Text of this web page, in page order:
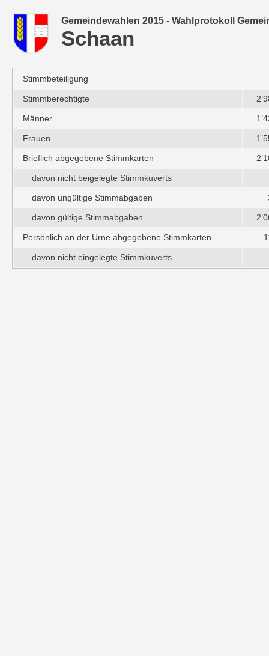
Gemeindewahlen 2015 - Wahlprotokoll
Schaan
Stimmbeteiligung
Stimmberechtigte
Männer
Frauen
Brieflich abgegebene Stimmkarten
davon nicht beigelegte Stimmkuverts
davon ungültige Stimmabgaben
davon gültige Stimmabgaben
Persönlich an der Urne abgegebene Stimmkarten
davon nicht eingelegte Stimmkuverts